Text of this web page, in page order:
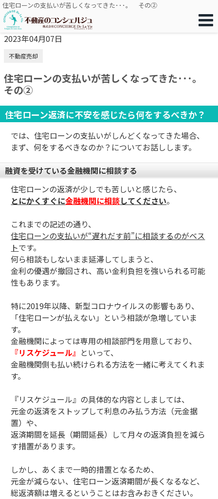
住宅ローンの支払いが苦しくなってきた･･･。 その②
2023年04月07日
不動産売却
住宅ローンの支払いが苦しくなってきた･･･。
その②
住宅ローン返済に不安を感じたら何をするべきか？
では、住宅ローンの支払いがしんどくなってきた場合、
まず、何をするべきなのか？についてお話しします。
融資を受けている金融機関に相談する
住宅ローンの返済が少しでも苦しいと感じたら、
とにかくすぐに金融機関に相談してください。
これまでの記述の通り、
住宅ローンの支払いが“遅れだす前”に相談するのがベス
トです。
何ら相談もしないまま延滞してしまうと、
金利の優遇が撤回され、高い金利負担を強いられる可能
性もあります。
特に2019年以降、新型コロナウイルスの影響もあり、
「住宅ローンが払えない」という相談が急増していま
す。
金融機関によっては専用の相談部門を用意しており、
『リスケジュール』 といって、
金融機関側も払い続けられる方法を一緒に考えてくれま
す。
『リスケジュール』の具体的な内容としましては、
元金の返済をストップして利息のみ払う方法（元金据
置）や、
返済期間を延長（期間延長）して月々の返済負担を減ら
す措置があります。
しかし、あくまで一時的措置となるため、
元金が減らない、住宅ローン返済期間が長くなるなど、
総返済額は増えるということはお含みおきください。